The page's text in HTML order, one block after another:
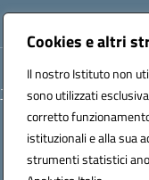
Cookies e altri
Il nostro Istituto non
sono utilizzati
corretto
istituzionali e alla sua
strumenti statistici